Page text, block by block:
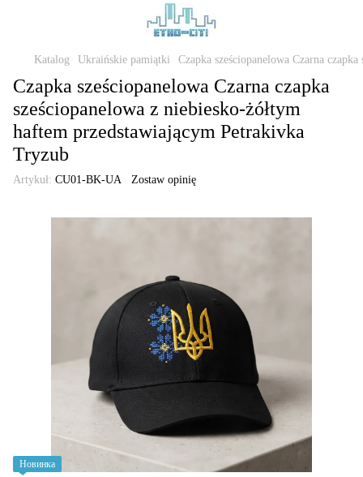
Katalog Ukraińskie pamiątki Czapka sześciopanelowa Czarna
Czapka sześciopanelowa Czarna czapka
sześciopanelowa z niebiesko-żółtym
haftem przedstawiającym Petrakivka
Tryzub
Artykuł: CU01-BK-UA Zostaw opinię
Новинка